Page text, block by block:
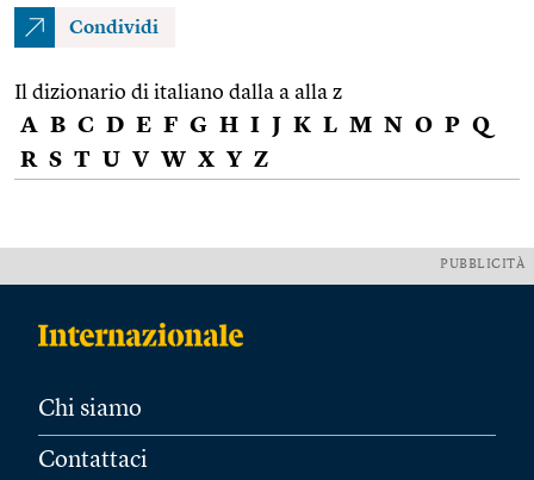
Condividi
Il dizionario di italiano dalla a alla z
A B C D E F G H I J K L M N O P Q
R S T U V W X Y Z
PUBBLICITÀ
Chi siamo
Contattaci